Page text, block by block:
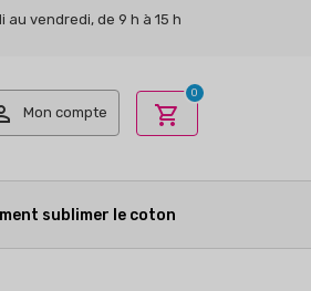
au vendredi, de 9 h à 15 h
Mon compte shopping_cart
0
sublimer le coton